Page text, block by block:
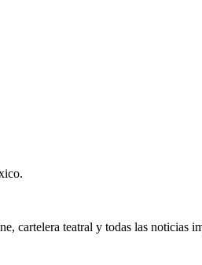
cartelera teatral y todas las noticias